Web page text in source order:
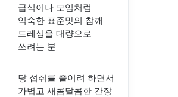
급식이나 모임처럼
익숙한 표준맛의 참깨
드레싱을 대량으로
쓰려는 분
당 섭취를 줄이려 하면서
가볍고 새콤달콤한 간장